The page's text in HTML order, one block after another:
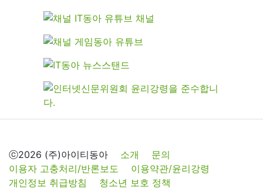
ⓒ2026 (주)아이티동아 소개
문의
이용자 고충처리/반론보도
이용약관/윤리강령
개인정보 취급방침
청소년 보호 정책